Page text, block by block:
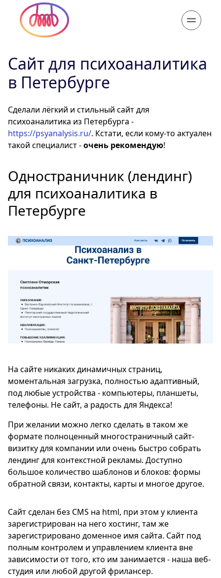
11 окт. 2022
Сайт для психоаналитика
в Петербурге
Сделали лёгкий и стильный сайт для
психоаналитика из Петербурга -
https://psyanalysis.ru/. Кстати, если кому-то актуален
такой специалист -очень рекомендую!
Одностраничник (лендинг)
для психоаналитика в
Петербурге
На сайте никаких динамичных страниц,
моментальная загрузка, полностью адаптивный,
под любые устройства - компьютеры, планшеты,
телефоны. Не сайт, а радость для Яндекса!
При желании можно легко сделать в таком же
формате полноценный многостраничный сайт-
визитку для компании или очень быстро собрать
лендинг для контекстной рекламы. Доступно
большое количество шаблонов и блоков: формы
обратной связи, контакты, карты и многое другое.
Сайт сделан без CMS на html, при этом у клиента
зарегистрирован на него хостинг, там же
зарегистрировано доменное имя сайта. Сайт под
полным контролем и управлением клиента вне
зависимости от того, кто им занимается - наша веб-
студия или любой другой фрилансер.